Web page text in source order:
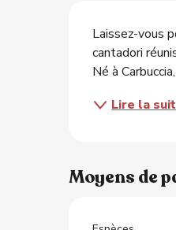
Laissez-vous
cantadori
Né à
Lire la
Moyens de